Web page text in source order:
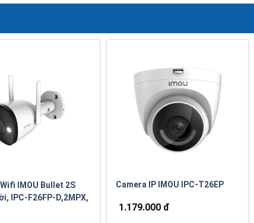
IMOU Bullet 2S
IPC-F26FP-D,2MPX,
Camera IP IMOU IPC-T26EP
1.179.000 đ